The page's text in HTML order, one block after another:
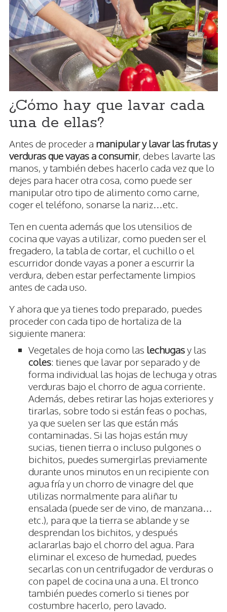
¿Cómo hay que lavar cada
una de ellas?
Antes de proceder a manipular y lavar las frutas y
verduras que vayas a consumir, debes lavarte las
manos, y también debes hacerlo cada vez que lo
dejes para hacer otra cosa, como puede ser
manipular otro tipo de alimento como carne,
coger el teléfono, sonarse la nariz…etc.
Ten en cuenta además que los utensilios de
cocina que vayas a utilizar, como pueden ser el
fregadero, la tabla de cortar, el cuchillo o el
escurridor donde vayas a poner a escurrir la
verdura, deben estar perfectamente limpios
antes de cada uso.
Y ahora que ya tienes todo preparado, puedes
proceder con cada tipo de hortaliza de la
siguiente manera:
Vegetales de hoja como las lechugasy las
coles: tienes que lavar por separado y de
forma individual las hojas de lechuga y otras
verduras bajo el chorro de agua corriente.
Además, debes retirar las hojas exteriores y
tirarlas, sobre todo si están feas o pochas,
ya que suelen ser las que están más
contaminadas. Si las hojas están muy
sucias, tienen tierra o incluso pulgones o
bichitos, puedes sumergirlas previamente
durante unos minutos en un recipiente con
agua fría y un chorro de vinagre del que
utilizas normalmente para aliñar tu
ensalada (puede ser de vino, de manzana…
etc.), para que la tierra se ablande y se
desprendan los bichitos, y después
aclararlas bajo el chorro del agua. Para
eliminar el exceso de humedad, puedes
secarlas con un centrifugador de verduras o
con papel de cocina una a una. El tronco
también puedes comerlo si tienes por
costumbre hacerlo, pero lavado.